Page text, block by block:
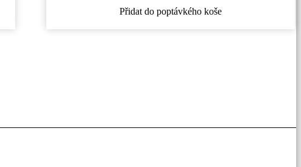
Přidat do poptávkého koše